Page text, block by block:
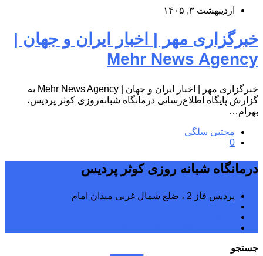
اردیبهشت ۳, ۱۴۰۵
خبرگزاری مهر | اخبار ایران و جهان |
Mehr News Agency
خبرگزاری مهر | اخبار ایران و جهان | Mehr News Agency به
گزارش پایگاه اطلاع‌رسانی درمانگاه شبانه‌روزی کوثر پردیس،
بهرام…
مجتبی سلگی
0
درمانگاه شبانه روزی کوثر پردیس
پردیس فاز 2 ، ضلع شمال غربی میدان امام
جستجو